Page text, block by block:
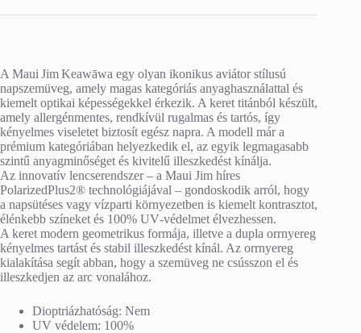
A Maui Jim Keawāwa egy olyan ikonikus aviátor stílusú
napszemüveg, amely magas kategóriás anyaghasználattal és
kiemelt optikai képességekkel érkezik. A keret titánból készült,
amely allergénmentes, rendkívül rugalmas és tartós, így
kényelmes viseletet biztosít egész napra. A modell már a
prémium kategóriában helyezkedik el, az egyik legmagasabb
szintű anyagminőséget és kivitelű illeszkedést kínálja.
Az innovatív lencserendszer – a Maui Jim híres
PolarizedPlus2® technológiájával – gondoskodik arról, hogy
a napsütéses vagy vízparti környezetben is kiemelt kontrasztot,
élénkebb színeket és 100% UV‑védelmet élvezhessen.
A keret modern geometrikus formája, illetve a dupla orrnyereg
kényelmes tartást és stabil illeszkedést kínál. Az orrnyereg
kialakítása segít abban, hogy a szemüveg ne csússzon el és
illeszkedjen az arc vonalához.
Dioptriázhatóság: Nem
UV védelem: 100%